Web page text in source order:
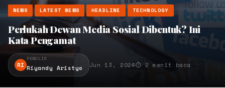
NEWS LATEST NEWS HEADLINE TECHNOLOGY
Perlukah Dewan Media Sosial Dibentuk? Ini
Kata Pengamat
RI
PENULIS
Riyandy Aristyo Jun 13, 2024⏱ 2 menit baca